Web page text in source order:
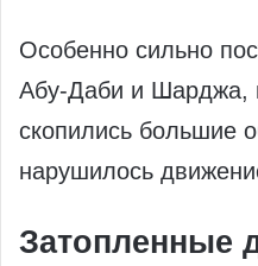
Особенно сильно
Абу‑Даби и Шарджа,
скопились большие
нарушилось
Затопленные